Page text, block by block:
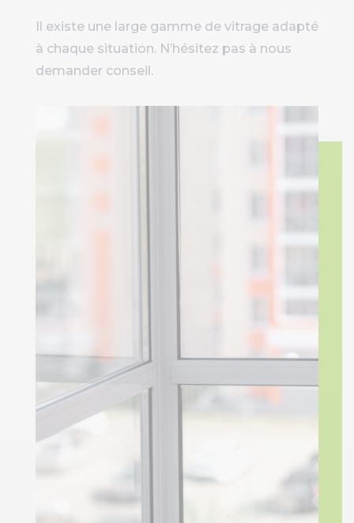
Il existe une large gamme de vitrage adapté
à chaque situation. N’hésitez pas à nous
demander conseil.